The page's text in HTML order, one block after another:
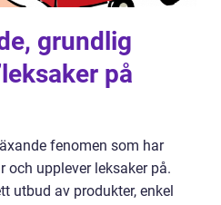
grundlig
på
fenomen som har
upplever leksaker på.
utbud av produkter, enkel